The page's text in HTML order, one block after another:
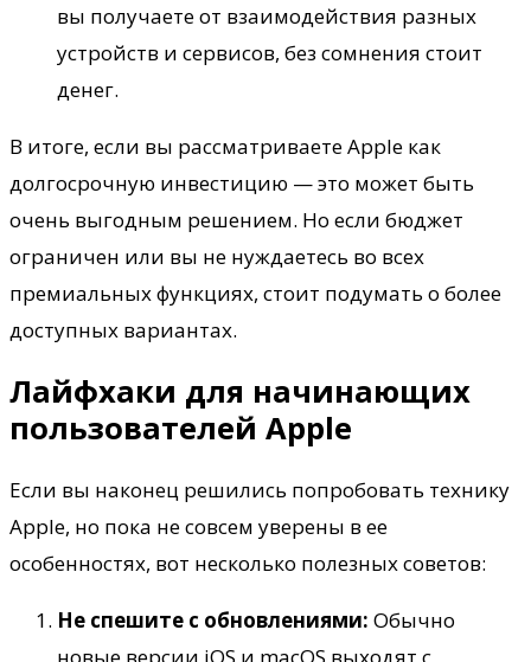
вы получаете от взаимодействия разных
устройств и сервисов, без сомнения стоит
денег.
В итоге, если вы рассматриваете Apple как
долгосрочную инвестицию — это может быть
очень выгодным решением. Но если бюджет
ограничен или вы не нуждаетесь во всех
премиальных функциях, стоит подумать о более
доступных вариантах.
Лайфхаки для начинающих
пользователей Apple
Если вы наконец решились попробовать технику
Apple, но пока не совсем уверены в ее
особенностях, вот несколько полезных советов:
Не спешите с обновлениями: Обычно